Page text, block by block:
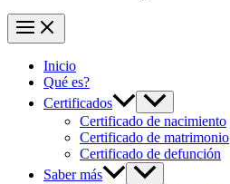
Inicio
Qué es?
Certificados
Certificado de nacimiento
Certificado de matrimonio
Certificado de defunción
Saber más